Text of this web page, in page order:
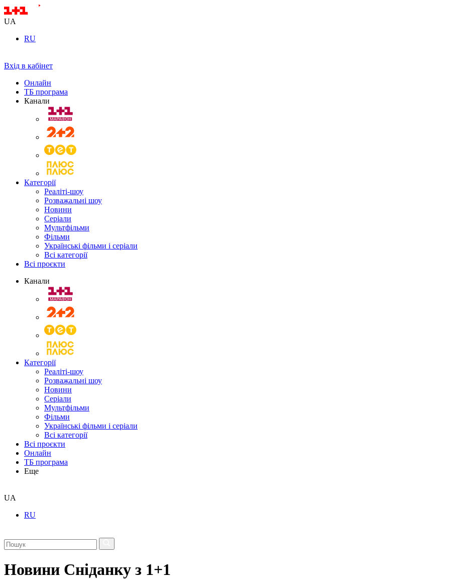
UA
RU
Вхід в кабінет
Онлайн
ТБ програма
Канали
Категорії
Реаліті-шоу
Розважальні шоу
Новини
Серіали
Мультфільми
Фільми
Українські фільми і серіали
Всі категорії
Всі проєкти
Канали
Категорії
Реаліті-шоу
Розважальні шоу
Новини
Серіали
Мультфільми
Фільми
Українські фільми і серіали
Всі категорії
Всі проєкти
Онлайн
ТБ програма
Еще
UA
RU
Новини Сніданку з 1+1